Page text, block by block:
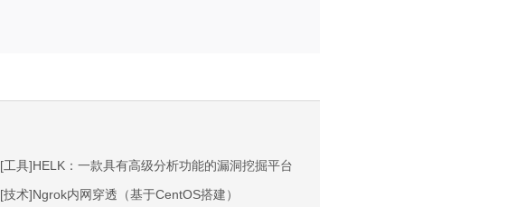
[工具]HELK：一款具有高级分析功能的漏洞挖掘平台
[技术]Ngrok内网穿透（基于CentOS搭建）